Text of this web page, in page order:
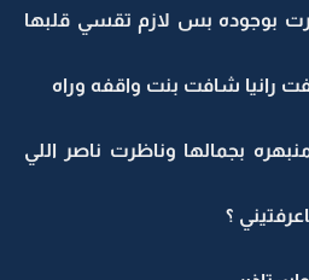
بوجوده بس لازم تقسي قلبها
رانيا شافت بنت واقفه وراه
بجمالها وناظرت ناصر اللي
؟